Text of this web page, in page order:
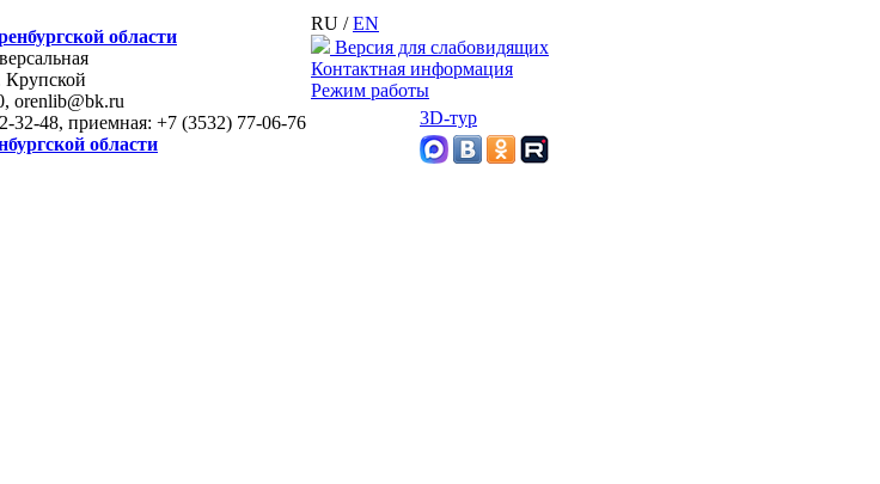
области
Крупской
orenlib@bk.ru
32-48, приемная: +7 (3532) 77-06-76
области
RU /EN
Версия для слабовидящих
Контактная информация
Режим работы
3D-тур